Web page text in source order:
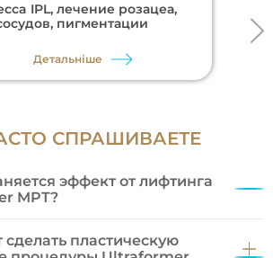
IPL, лечение розацеа,
пигментации
Детальніше
СПРАШИВАЕТЕ
эффект от лифтинга
MPT?
результата рекомендуем
процедуру через 5-6 месяцев.
пластическую